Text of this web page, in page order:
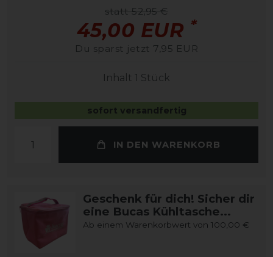
statt 52,95 €
45,00 EUR *
Du sparst jetzt 7,95 EUR
Inhalt 1 Stück
sofort versandfertig
IN DEN WARENKORB
Geschenk für dich! Sicher dir
eine Bucas Kühltasche...
Ab einem Warenkorbwert von 100,00 €